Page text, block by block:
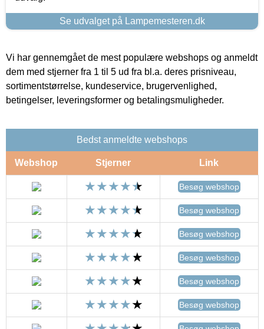
Se udvalget på Lampemesteren.dk
Vi har gennemgået de mest populære webshops og anmeldt
dem med stjerner fra 1 til 5 ud fra bl.a. deres prisniveau,
sortimentstørrelse, kundeservice, brugervenlighed,
betingelser, leveringsformer og betalingsmuligheder.
Bedst anmeldte webshops
Webshop Stjerner Link
Besøg webshop
Besøg webshop
Besøg webshop
Besøg webshop
Besøg webshop
Besøg webshop